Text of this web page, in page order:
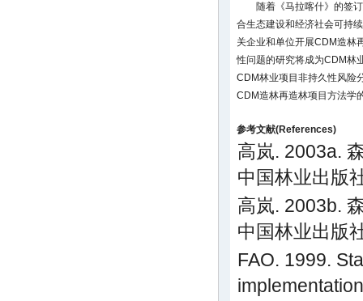
随着《马拉喀什》的签
合生态建设和经济社会可持
关企业和单位开展CDM造林
性问题的研究将成为CDM林
CDM林业项目非持久性风险
CDM造林再造林项目方法学
参考文献(References)
高岚. 2003a.
中国林业出版
高岚. 2003b.
中国林业出版
FAO. 1999.